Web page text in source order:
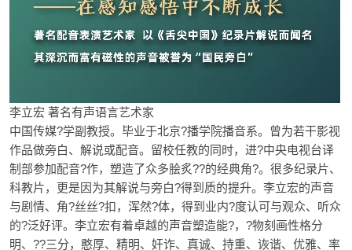
李立宏 著名有声语言艺术家
中国传媒?学副教授。毕业于北京?播学院播音系。曾为若干影视
作品做旁白、解说或配音。留校任教的同时，进?中央电视台译
制部参加配音?作，塑造了众多脍炙??的经典角?。很多纪录片、
科教片，更是因为其解说与旁白?得到质的提升。李立宏的声音
与剧情、角?丝丝?扣，浑然?体，得到业内?度认可与观众、听众
的?泛好评。李立宏有着卓越的声音塑造能?，?物刻画性格分
明、??三分，憨厚、精明、奸诈、真诚、持重、诙谐、优雅、率